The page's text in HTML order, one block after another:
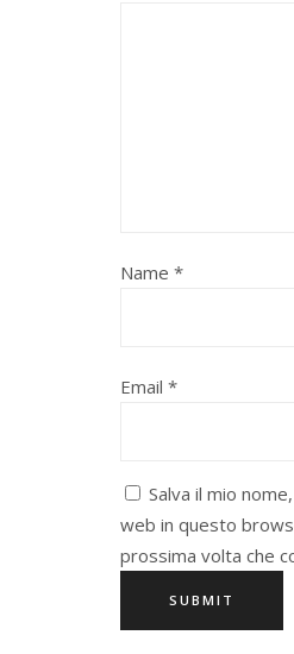
Name *
Email *
Salva il mio
web in questo
prossima volta che